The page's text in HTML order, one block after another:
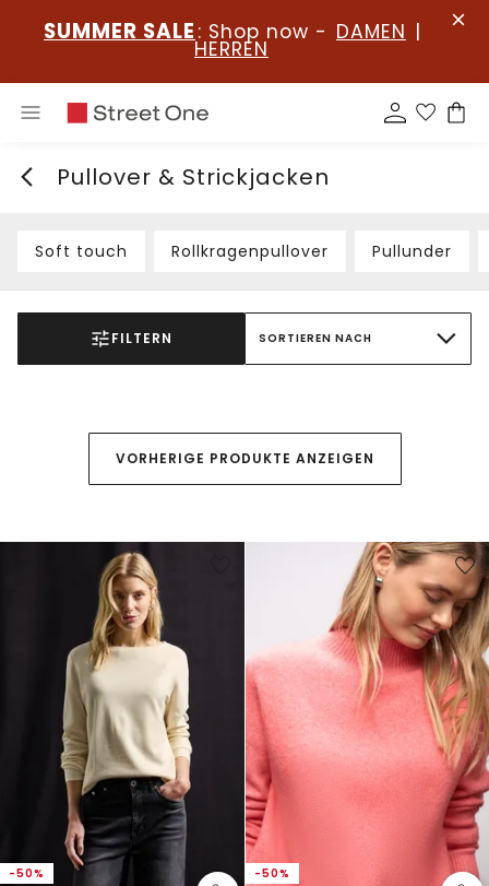
SUMMER SALE : Shop now - DAMEN |
HERREN
Pullover & Strickjacken
Soft touch Rollkragenpullover Pullunder
FILTERN SORTIEREN NACH
VORHERIGE PRODUKTE ANZEIGEN
-50% -50%